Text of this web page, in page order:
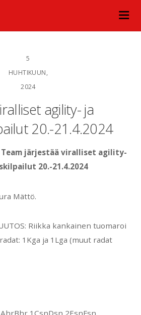
5
HUHTIKUUN,
2024
agility- ja
20.-21.4.2024
järjestää viralliset agility-
20.-21.4.2024
Mättö.
Riikka kankainen tuomaroi
1Kga ja 1Lga (muut radat
1CsnDsn 2EsnFsn